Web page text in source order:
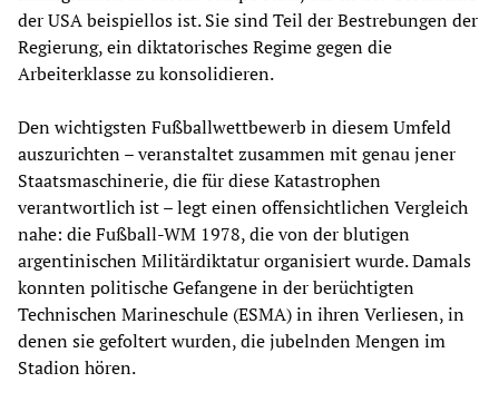
der USA beispiellos ist. Sie sind Teil der Bestrebungen der
Regierung, ein diktatorisches Regime gegen die
Arbeiterklasse zu konsolidieren.
Den wichtigsten Fußballwettbewerb in diesem Umfeld
auszurichten – veranstaltet zusammen mit genau jener
Staatsmaschinerie, die für diese Katastrophen
verantwortlich ist – legt einen offensichtlichen Vergleich
nahe: die Fußball-WM 1978, die von der blutigen
argentinischen Militärdiktatur organisiert wurde. Damals
konnten politische Gefangene in der berüchtigten
Technischen Marineschule (ESMA) in ihren Verliesen, in
denen sie gefoltert wurden, die jubelnden Mengen im
Stadion hören.